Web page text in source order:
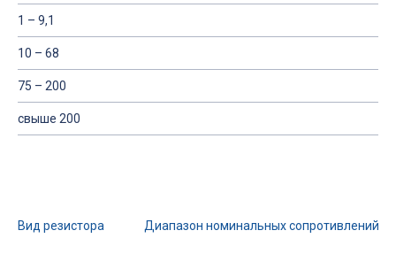
1 – 9,1
10 – 68
75 – 200
свыше 200
Вид резистора Диапазон номинальных сопротивлений,